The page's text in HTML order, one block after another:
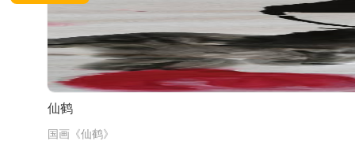
仙鹤
国画《仙鹤》